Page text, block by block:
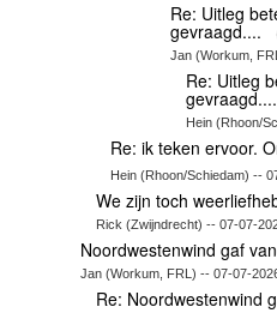
Re: Uitleg
gevraagd....
Jan (Workum,
Re: Uitleg
gevraagd....
Hein (Rhoon/
Re: ik teken ervoor.
Hein (Rhoon/Schiedam) --
We zijn toch
Rick (Zwijndrecht) -- 07-07-
Noordwestenwind gaf
Jan (Workum, FRL) -- 07-07-
Re: Noordwestenwind